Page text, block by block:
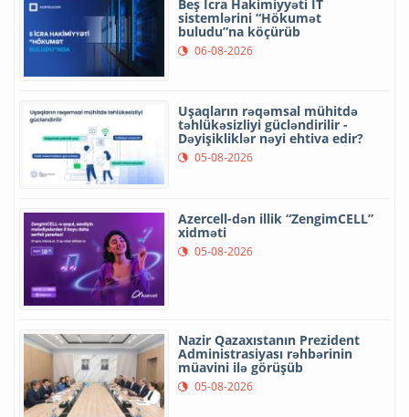
Beş İcra Hakimiyyəti İT
sistemlərini “Hökumət
buludu”na köçürüb
06-08-2026
Uşaqların rəqəmsal mühitdə
təhlükəsizliyi gücləndirilir -
Dəyişikliklər nəyi ehtiva edir?
05-08-2026
Azercell-dən illik “ZengimCELL”
xidməti
05-08-2026
Nazir Qazaxıstanın Prezident
Administrasiyası rəhbərinin
müavini ilə görüşüb
05-08-2026